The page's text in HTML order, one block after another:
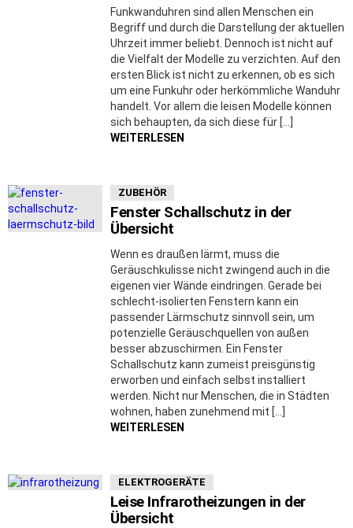
Funkwanduhren sind allen Menschen ein
Begriff und durch die Darstellung der aktuellen
Uhrzeit immer beliebt. Dennoch ist nicht auf
die Vielfalt der Modelle zu verzichten. Auf den
ersten Blick ist nicht zu erkennen, ob es sich
um eine Funkuhr oder herkömmliche Wanduhr
handelt. Vor allem die leisen Modelle können
sich behaupten, da sich diese für […]
WEITERLESEN
ZUBEHÖR
Fenster Schallschutz in der
Übersicht
Wenn es draußen lärmt, muss die
Geräuschkulisse nicht zwingend auch in die
eigenen vier Wände eindringen. Gerade bei
schlecht-isolierten Fenstern kann ein
passender Lärmschutz sinnvoll sein, um
potenzielle Geräuschquellen von außen
besser abzuschirmen. Ein Fenster
Schallschutz kann zumeist preisgünstig
erworben und einfach selbst installiert
werden. Nicht nur Menschen, die in Städten
wohnen, haben zunehmend mit […]
WEITERLESEN
ELEKTROGERÄTE
Leise Infrarotheizungen in der
Übersicht